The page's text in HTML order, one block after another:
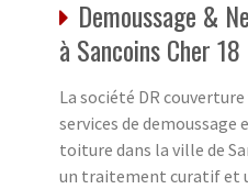
Demoussage &
à Sancoins Cher 18
La société DR
services de demoussage
toiture dans la ville de
un traitement curatif et